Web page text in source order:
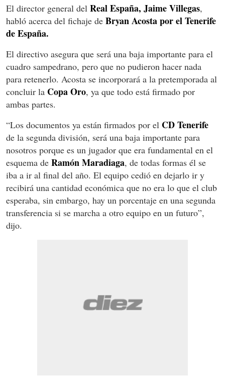
El director general del Real España, Jaime Villegas,
habló acerca del fichaje de Bryan Acosta por el Tenerife
de España.
El directivo asegura que será una baja importante para el
cuadro sampedrano, pero que no pudieron hacer nada
para retenerlo. Acosta se incorporará a la pretemporada al
concluir la Copa Oro, ya que todo está firmado por
ambas partes.
“Los documentos ya están firmados por el CD Tenerife
de la segunda división, será una baja importante para
nosotros porque es un jugador que era fundamental en el
esquema de Ramón Maradiaga, de todas formas él se
iba a ir al final del año. El equipo cedió en dejarlo ir y
recibirá una cantidad económica que no era lo que el club
esperaba, sin embargo, hay un porcentaje en una segunda
transferencia si se marcha a otro equipo en un futuro”,
dijo.